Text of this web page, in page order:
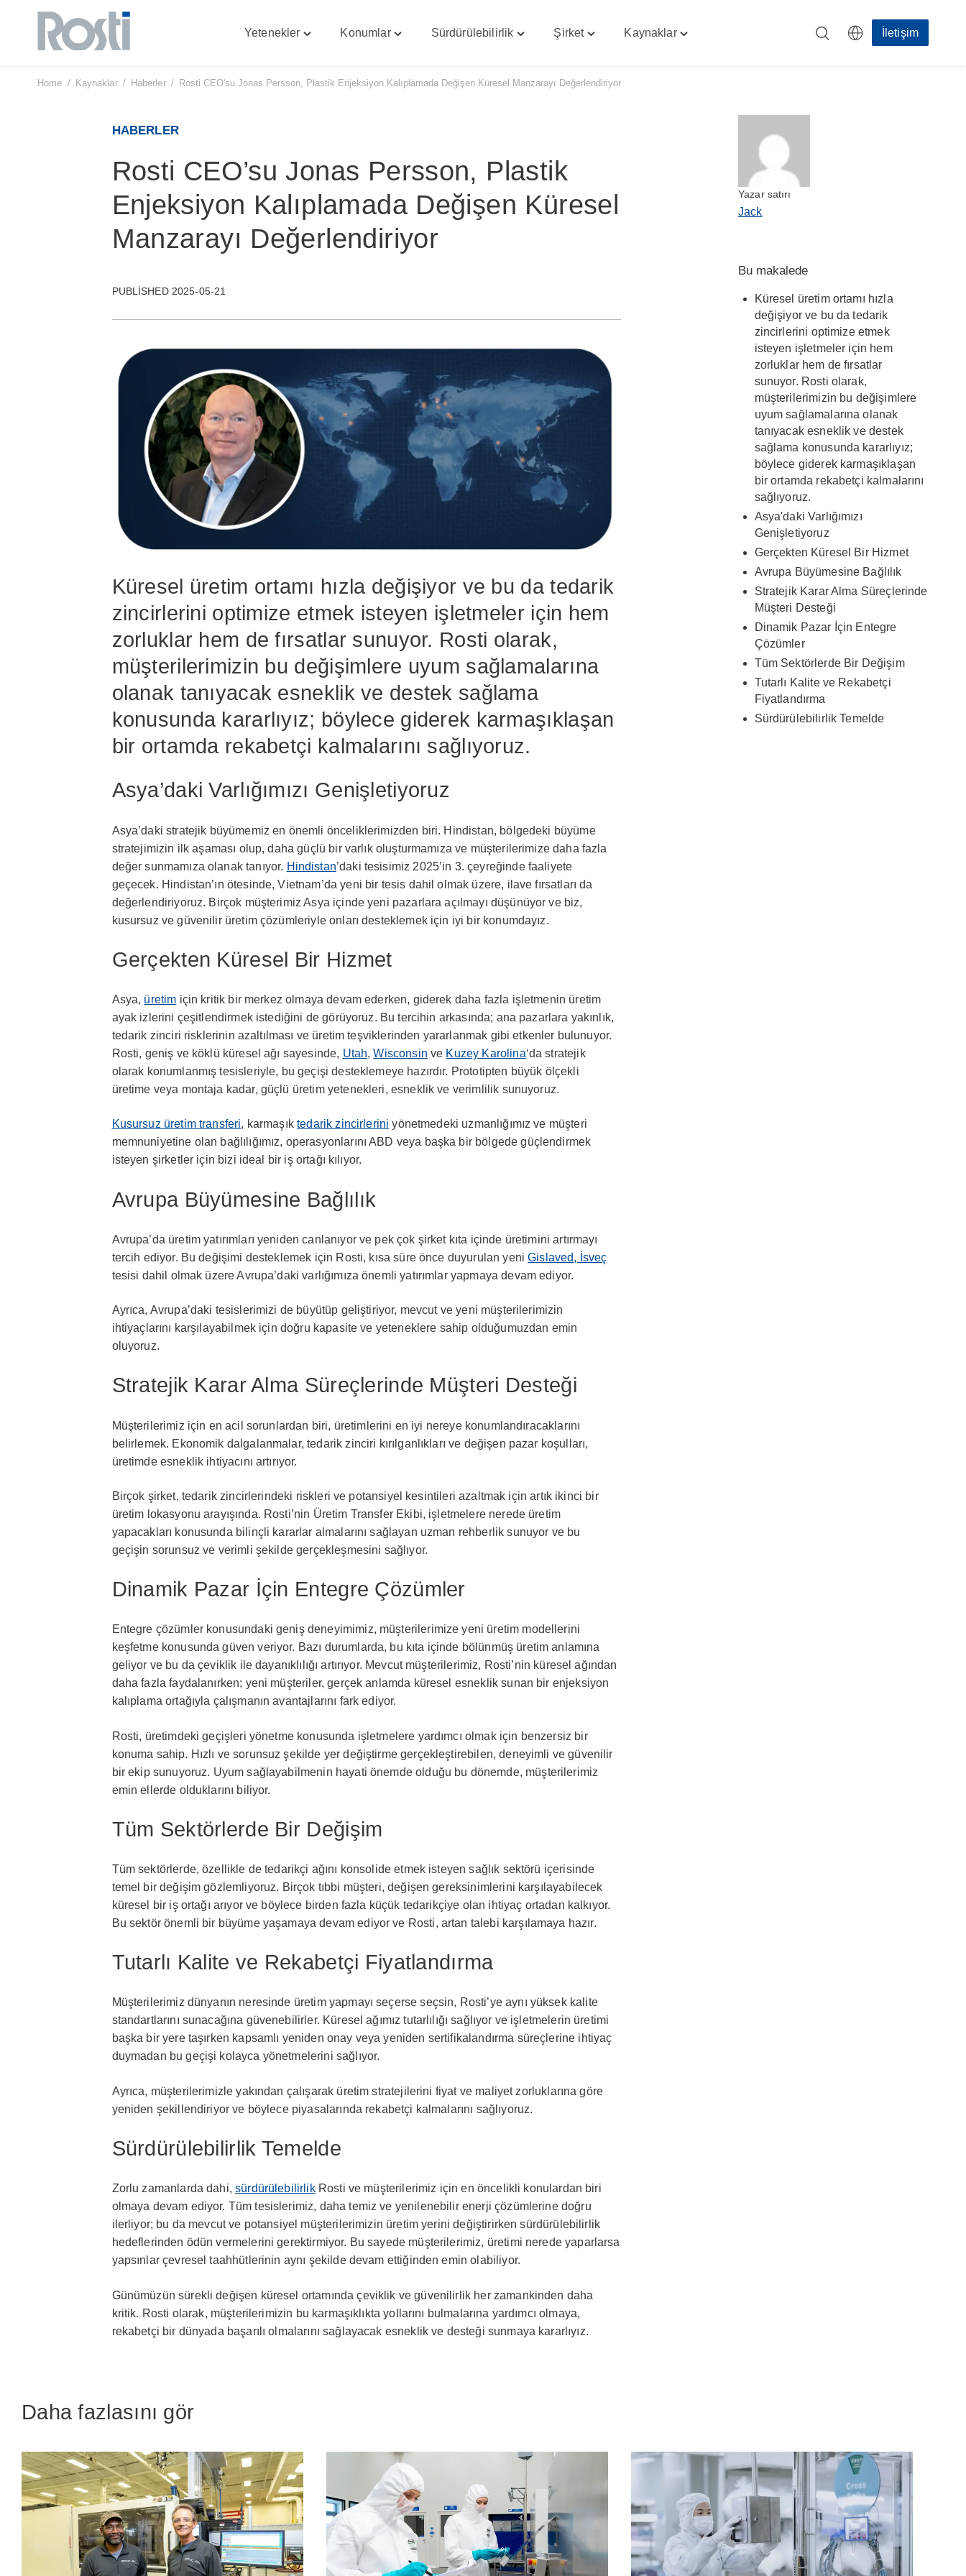
Skip
Yetenekler Konumlar Sürdürülebilirlik
Toggle
Şirket
Toggle
Kaynaklar İletişim
Home / Kaynaklar / Haberler / Rosti CEO'su Jonas Persson, Plastik Enjeksiyon Kalıplamada Değişen Küresel Manzarayı Değerlendiriyor
HABERLER
Rosti CEO’su Jonas Persson, Plastik
Enjeksiyon Kalıplamada Değişen Küresel
Manzarayı Değerlendiriyor
PUBLISHED 2025-05-21
Küresel üretim ortamı hızla değişiyor ve bu da tedarik
zincirlerini optimize etmek isteyen işletmeler için hem
zorluklar hem de fırsatlar sunuyor. Rosti olarak,
müşterilerimizin bu değişimlere uyum sağlamalarına
olanak tanıyacak esneklik ve destek sağlama
konusunda kararlıyız; böylece giderek karmaşıklaşan
bir ortamda rekabetçi kalmalarını sağlıyoruz.
Asya’daki Varlığımızı Genişletiyoruz
Asya’daki stratejik büyümemiz en önemli önceliklerimizden biri. Hindistan, bölgedeki büyüme
stratejimizin ilk aşaması olup, daha güçlü bir varlık oluşturmamıza ve müşterilerimize daha fazla
değer sunmamıza olanak tanıyor. Hindistan’daki tesisimiz 2025’in 3. çeyreğinde faaliyete
geçecek. Hindistan’ın ötesinde, Vietnam’da yeni bir tesis dahil olmak üzere, ilave fırsatları da
değerlendiriyoruz. Birçok müşterimiz Asya içinde yeni pazarlara açılmayı düşünüyor ve biz,
kusursuz ve güvenilir üretim çözümleriyle onları desteklemek için iyi bir konumdayız.
Gerçekten Küresel Bir Hizmet
Asya, üretim için kritik bir merkez olmaya devam ederken, giderek daha fazla işletmenin üretim
ayak izlerini çeşitlendirmek istediğini de görüyoruz. Bu tercihin arkasında; ana pazarlara yakınlık,
tedarik zinciri risklerinin azaltılması ve üretim teşviklerinden yararlanmak gibi etkenler bulunuyor.
Rosti, geniş ve köklü küresel ağı sayesinde, Utah,Wisconsin ve Kuzey Karolina‘da stratejik
olarak konumlanmış tesisleriyle, bu geçişi desteklemeye hazırdır. Prototipten büyük ölçekli
üretime veya montaja kadar, güçlü üretim yetenekleri, esneklik ve verimlilik sunuyoruz.
Kusursuz üretim transferi, karmaşıktedarik zincirlerini yönetmedeki uzmanlığımız ve müşteri
memnuniyetine olan bağlılığımız, operasyonlarını ABD veya başka bir bölgede güçlendirmek
isteyen şirketler için bizi ideal bir iş ortağı kılıyor.
Avrupa Büyümesine Bağlılık
Avrupa’da üretim yatırımları yeniden canlanıyor ve pek çok şirket kıta içinde üretimini artırmayı
tercih ediyor. Bu değişimi desteklemek için Rosti, kısa süre önce duyurulan yeniGislaved, İsveç
tesisi dahil olmak üzere Avrupa’daki varlığımıza önemli yatırımlar yapmaya devam ediyor.
Ayrıca, Avrupa’daki tesislerimizi de büyütüp geliştiriyor, mevcut ve yeni müşterilerimizin
ihtiyaçlarını karşılayabilmek için doğru kapasite ve yeteneklere sahip olduğumuzdan emin
oluyoruz.
Stratejik Karar Alma Süreçlerinde Müşteri Desteği
Müşterilerimiz için en acil sorunlardan biri, üretimlerini en iyi nereye konumlandıracaklarını
belirlemek. Ekonomik dalgalanmalar, tedarik zinciri kırılganlıkları ve değişen pazar koşulları,
üretimde esneklik ihtiyacını artırıyor.
Birçok şirket, tedarik zincirlerindeki riskleri ve potansiyel kesintileri azaltmak için artık ikinci bir
üretim lokasyonu arayışında. Rosti’nin Üretim Transfer Ekibi, işletmelere nerede üretim
yapacakları konusunda bilinçli kararlar almalarını sağlayan uzman rehberlik sunuyor ve bu
geçişin sorunsuz ve verimli şekilde gerçekleşmesini sağlıyor.
Dinamik Pazar İçin Entegre Çözümler
Entegre çözümler konusundaki geniş deneyimimiz, müşterilerimize yeni üretim modellerini
keşfetme konusunda güven veriyor. Bazı durumlarda, bu kıta içinde bölünmüş üretim anlamına
geliyor ve bu da çeviklik ile dayanıklılığı artırıyor. Mevcut müşterilerimiz, Rosti’nin küresel ağından
daha fazla faydalanırken; yeni müşteriler, gerçek anlamda küresel esneklik sunan bir enjeksiyon
kalıplama ortağıyla çalışmanın avantajlarını fark ediyor.
Rosti, üretimdeki geçişleri yönetme konusunda işletmelere yardımcı olmak için benzersiz bir
konuma sahip. Hızlı ve sorunsuz şekilde yer değiştirme gerçekleştirebilen, deneyimli ve güvenilir
bir ekip sunuyoruz. Uyum sağlayabilmenin hayati önemde olduğu bu dönemde, müşterilerimiz
emin ellerde olduklarını biliyor.
Tüm Sektörlerde Bir Değişim
Tüm sektörlerde, özellikle de tedarikçi ağını konsolide etmek isteyen sağlık sektörü içerisinde
temel bir değişim gözlemliyoruz. Birçok tıbbi müşteri, değişen gereksinimlerini karşılayabilecek
küresel bir iş ortağı arıyor ve böylece birden fazla küçük tedarikçiye olan ihtiyaç ortadan kalkıyor.
Bu sektör önemli bir büyüme yaşamaya devam ediyor ve Rosti, artan talebi karşılamaya hazır.
Tutarlı Kalite ve Rekabetçi Fiyatlandırma
Müşterilerimiz dünyanın neresinde üretim yapmayı seçerse seçsin, Rosti’ye aynı yüksek kalite
standartlarını sunacağına güvenebilirler. Küresel ağımız tutarlılığı sağlıyor ve işletmelerin üretimi
başka bir yere taşırken kapsamlı yeniden onay veya yeniden sertifikalandırma süreçlerine ihtiyaç
duymadan bu geçişi kolayca yönetmelerini sağlıyor.
Ayrıca, müşterilerimizle yakından çalışarak üretim stratejilerini fiyat ve maliyet zorluklarına göre
yeniden şekillendiriyor ve böylece piyasalarında rekabetçi kalmalarını sağlıyoruz.
Sürdürülebilirlik Temelde
Zorlu zamanlarda dahi,sürdürülebilirlikRosti ve müşterilerimiz için en öncelikli konulardan biri
olmaya devam ediyor. Tüm tesislerimiz, daha temiz ve yenilenebilir enerji çözümlerine doğru
ilerliyor; bu da mevcut ve potansiyel müşterilerimizin üretim yerini değiştirirken sürdürülebilirlik
hedeflerinden ödün vermelerini gerektirmiyor. Bu sayede müşterilerimiz, üretimi nerede yaparlarsa
yapsınlar çevresel taahhütlerinin aynı şekilde devam ettiğinden emin olabiliyor.
Günümüzün sürekli değişen küresel ortamında çeviklik ve güvenilirlik her zamankinden daha
kritik. Rosti olarak, müşterilerimizin bu karmaşıklıkta yollarını bulmalarına yardımcı olmaya,
rekabetçi bir dünyada başarılı olmalarını sağlayacak esneklik ve desteği sunmaya kararlıyız.
Yazar satırı
Jack
Bu makalede
Küresel üretim ortamı hızla
değişiyor ve bu da tedarik
zincirlerini optimize etmek
isteyen işletmeler için hem
zorluklar hem de fırsatlar
sunuyor. Rosti olarak,
müşterilerimizin bu değişimlere
uyum sağlamalarına olanak
tanıyacak esneklik ve destek
sağlama konusunda kararlıyız;
böylece giderek karmaşıklaşan
bir ortamda rekabetçi kalmalarını
sağlıyoruz.
Asya'daki Varlığımızı
Genişletiyoruz
Gerçekten Küresel Bir Hizmet
Avrupa Büyümesine Bağlılık
Stratejik Karar Alma Süreçlerinde
Müşteri Desteği
Dinamik Pazar İçin Entegre
Çözümler
Tüm Sektörlerde Bir Değişim
Tutarlı Kalite ve Rekabetçi
Fiyatlandırma
Sürdürülebilirlik Temelde
Daha fazlasını gör